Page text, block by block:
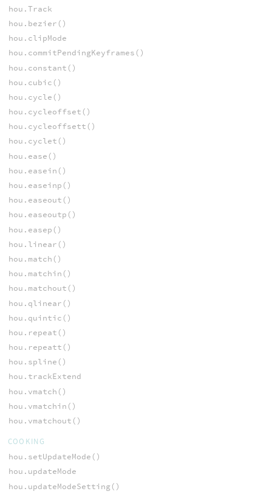
hou.Track
hou.bezier()
hou.clipMode
hou.commitPendingKeyframes()
hou.constant()
hou.cubic()
hou.cycle()
hou.cycleoffset()
hou.cycleoffsett()
hou.cyclet()
hou.ease()
hou.easein()
hou.easeinp()
hou.easeout()
hou.easeoutp()
hou.easep()
hou.linear()
hou.match()
hou.matchin()
hou.matchout()
hou.qlinear()
hou.quintic()
hou.repeat()
hou.repeatt()
hou.spline()
hou.trackExtend
hou.vmatch()
hou.vmatchin()
hou.vmatchout()
COOKING
hou.setUpdateMode()
hou.updateMode
hou.updateModeSetting()